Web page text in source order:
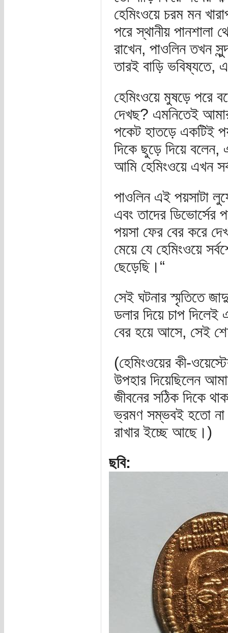
হেমিংওয়ে চরম মন
পরে স্থানীয় পানশালা
রাখেন, পাওলিন তখন
তারই বাড়ি ভবিষ্যতে,
হেমিংওয়ে মুষড়ে পরে
দেখছ? এমনিতেই
পকেট হাতড়ে একটিই
দিকে ছুড়ে দিয়ে
আমি হেমিংওয়ে এখন
পাওলিন এই পয়সাটা
এবং তাদের
পয়সা ফের বের করে
মেয়ে যে হেমিংওয়ে
ছেড়েছি।“
সেই ঘটনার স্মৃতিতে
ডলার দিয়ে চাপ দিলেই
বের হয়ে আসে, সেই
(হেমিংওয়ের কী-
উপহার দিয়েছিলেন
জীবনের সঠিক দিকে
ভ্রমণ সম্ভবই হতো না।
রাখার ইচ্ছে আছে।)
ছবি: